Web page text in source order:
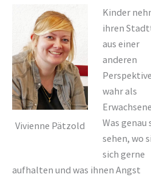
Vivienne Pätzold
Kinder
ihren
aus einer
anderen
Perspektive
wahr als
Was genau
sehen, wo
sich gerne
aufhalten und was ihnen Angst